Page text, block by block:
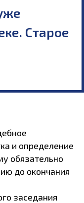
Старое
и определение
обязательно
до окончания
заседания